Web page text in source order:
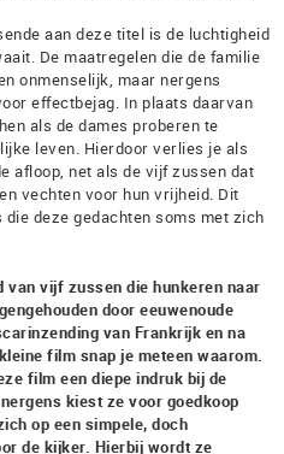
aan deze titel is de luchtigheid
De maatregelen die de familie
onmenselijk, maar nergens
effectbejag. In plaats daarvan
als de dames proberen te
leven. Hierdoor verlies je als
afloop, net als de vijf zussen dat
vechten voor hun vrijheid. Dit
deze gedachten soms met zich
vijf zussen die hunkeren naar
door eeuwenoude
van Frankrijk en na
film snap je meteen waarom.
film een diepe indruk bij de
kiest ze voor goedkoop
op een simpele, doch
de kijker. Hierbij wordt ze